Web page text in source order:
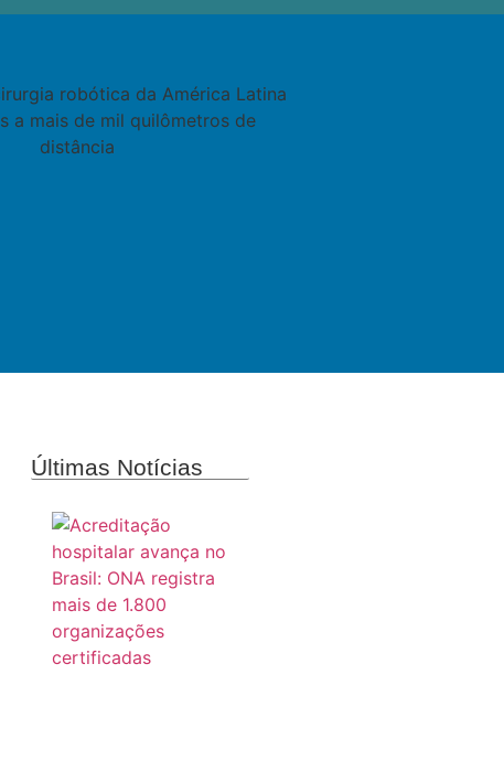
Últimas Notícias